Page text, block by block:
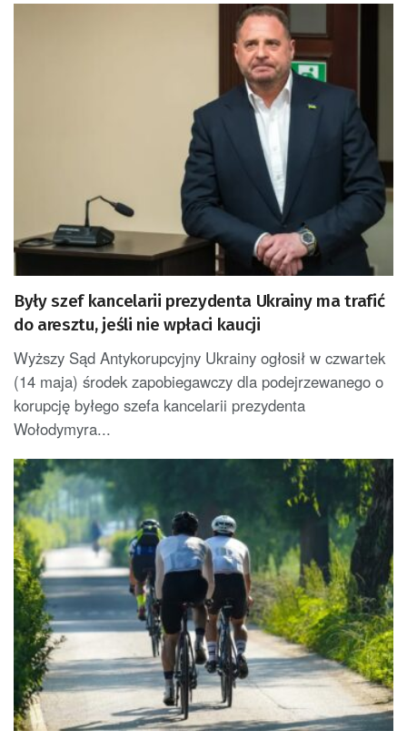
Były szef kancelarii prezydenta Ukrainy ma trafić
do aresztu, jeśli nie wpłaci kaucji
Wyższy Sąd Antykorupcyjny Ukrainy ogłosił w czwartek
(14 maja) środek zapobiegawczy dla podejrzewanego o
korupcję byłego szefa kancelarii prezydenta
Wołodymyra...